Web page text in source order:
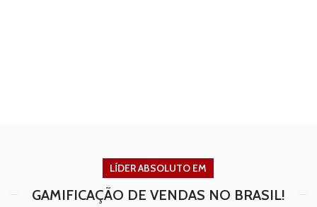
LÍDER ABSOLUTO EM
GAMIFICAÇÃO DE VENDAS NO BRASIL!